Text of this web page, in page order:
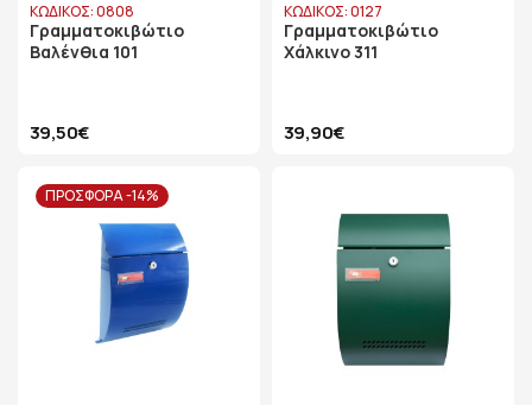
ΚΩΔΙΚΟΣ: 0808
Γραμματοκιβώτιο
Βαλένθια 101
39,50€
ΚΩΔΙΚΟΣ: 0127
Γραμματοκιβώτιο
Χάλκινο 311
39,90€
ΠΡΟΣΦΟΡΑ -14%